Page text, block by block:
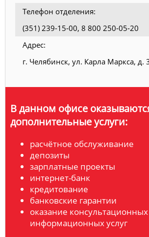
Телефон отделения:
(351) 239-15-00, 8 800 250-05-20
Адрес:
г. Челябинск, ул. Карла Маркса, д.
В данном офисе
дополнительные услуги:
расчётное обслуживание
депозиты
зарплатные проекты
интернет-банк
кредитование
банковские гарантии
оказание
информационных услуг